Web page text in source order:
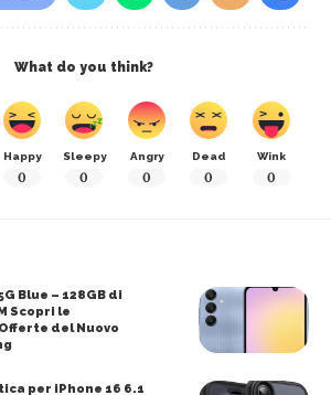
What do you think?
Happy
0
Sleepy
0
Angry
0
Dead
0
Wink
0
Blue – 128GB di
Scopri le
del Nuovo
per iPhone 16 6.1